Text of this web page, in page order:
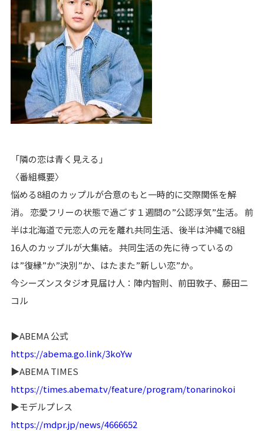
「隣の恋は青く見える」
〈番組概要〉
悩める8組のカップルが合意のもと一時的に交際関係を解
消。 恋愛フリーの状態で過ごす１週間の”公認浮気”生活。 前
半は北海道で元恋人の元を離れ共同生活、後半は沖縄で8組
16人のカップルが大集結。 共同生活の先に待っているの
は”復縁”か”決別”か、はたまた”新しい恋”か。
今シーズンスタジオ見届け人：陣内智則、前田敦子、藤田ニ
コル
▶︎ABEMA 公式
https://abema.go.link/3koYw
▶︎ABEMA TIMES
https://times.abema.tv/feature/program/tonarinokoi
▶︎モデルプレス
https://mdpr.jp/news/4666652